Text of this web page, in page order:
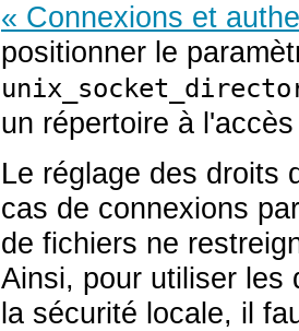
« Connexions et
positionner le
un répertoire à
Le réglage des droits
cas de connexions
de fichiers ne
Ainsi, pour utiliser les
la sécurité locale, il